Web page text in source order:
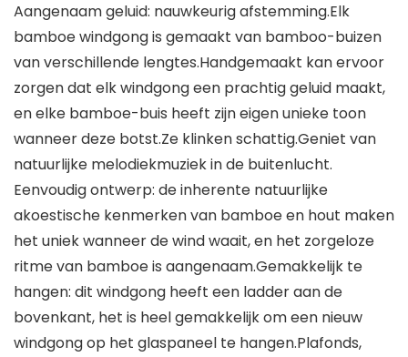
Aangenaam geluid: nauwkeurig afstemming.Elk
bamboe windgong is gemaakt van bamboo-buizen
van verschillende lengtes.Handgemaakt kan ervoor
zorgen dat elk windgong een prachtig geluid maakt,
en elke bamboe-buis heeft zijn eigen unieke toon
wanneer deze botst.Ze klinken schattig.Geniet van
natuurlijke melodiekmuziek in de buitenlucht.
Eenvoudig ontwerp: de inherente natuurlijke
akoestische kenmerken van bamboe en hout maken
het uniek wanneer de wind waait, en het zorgeloze
ritme van bamboe is aangenaam.Gemakkelijk te
hangen: dit windgong heeft een ladder aan de
bovenkant, het is heel gemakkelijk om een ​​nieuw
windgong op het glaspaneel te hangen.Plafonds,